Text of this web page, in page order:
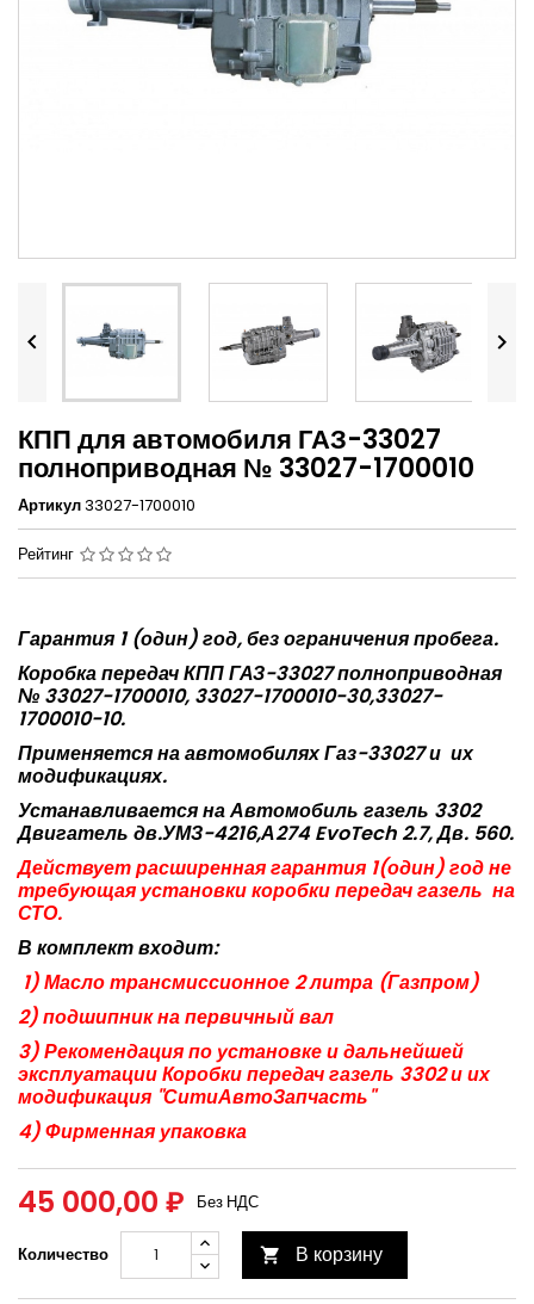
 
КПП для автомобиля ГАЗ-33027
полноприводная № 33027-1700010
Артикул33027-1700010
Рейтинг
Гарантия 1 (один) год, без ограничения пробега.
Коробка передач КПП ГАЗ-33027 полноприводная
№ 33027-1700010, 33027-1700010-30,33027-
1700010-10.
Применяется на автомобилях Газ-33027 и их
модификациях.
Устанавливается на Автомобиль газель 3302
Двигатель дв.УМЗ-4216,А274EvoTech2.7, Дв. 560.
Действует расширенная гарантия 1(один) год не
требующая установки коробки передач газель на
СТО.
В комплект входит:
1) Масло трансмиссионное 2 литра (Газпром)
2) подшипник на первичный вал
3) Рекомендация по установке и дальнейшей
эксплуатации Коробки передач газель 3302 и их
модификация "СитиАвтоЗапчасть"
4) Фирменная упаковка
45 000,00 ₽ Без НДС
Количество  В корзину